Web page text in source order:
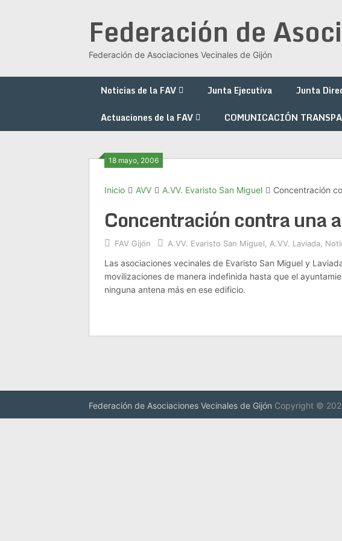
Federación de
Federación de Asociaciones Vecinales de Gijón
Noticias de la FAV Junta Ejecutiva Junta
Actuaciones de la FAV
COMUNICACIÓN
18 mayo, 2006
Inicio AVV A.VV. Evaristo San Miguel Concentración
Concentración contra una
FAV Gijón A.VV. Evaristo San Miguel A.VV. Laviada
Las asociaciones vecinales de Evaristo San Miguel y
movilizaciones de manera indefinida hasta que el
ninguna antena más en ese edificio.
Federación de Asociaciones Vecinales de Gijón Copyright ©